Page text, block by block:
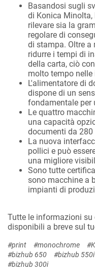
Basandosi sugli
di Konica Minolta,
rilevare sia la
regolare di
di stampa. Oltre
ridurre i tempi di
della carta, ciò
molto tempo
L'alimentatore di
dispone di un
fondamentale per
Le quattro
una capacità
documenti da 280
La nuova
pollici e può
una migliore
Sono tutte
sono macchine a
impianti di
Tutte le informazioni su
disponibili a breve sul
#print #monochrome
#bizhub 650
#bizhub 550i
#bizhub 300i